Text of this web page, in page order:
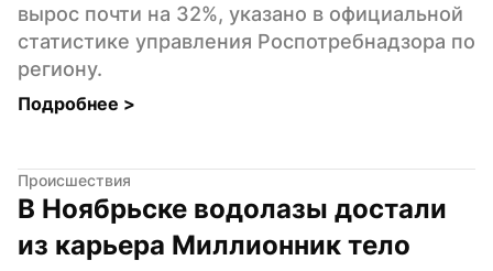
вырос почти на 32%, указано в официальной
статистике управления Роспотребнадзора по
региону.
Подробнее >
Происшествия
В Ноябрьске водолазы достали
из карьера Миллионник тело